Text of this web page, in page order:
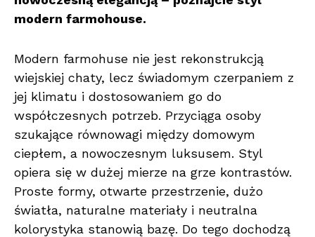
modern farmohouse.
Modern farmohuse nie jest rekonstrukcją
wiejskiej chaty, lecz świadomym czerpaniem z
jej klimatu i dostosowaniem go do
współczesnych potrzeb. Przyciąga osoby
szukające równowagi między domowym
ciepłem, a nowoczesnym luksusem. Styl
opiera się w dużej mierze na grze kontrastów.
Proste formy, otwarte przestrzenie, dużo
światła, naturalne materiały i neutralna
kolorystyka stanowią bazę. Do tego dochodzą